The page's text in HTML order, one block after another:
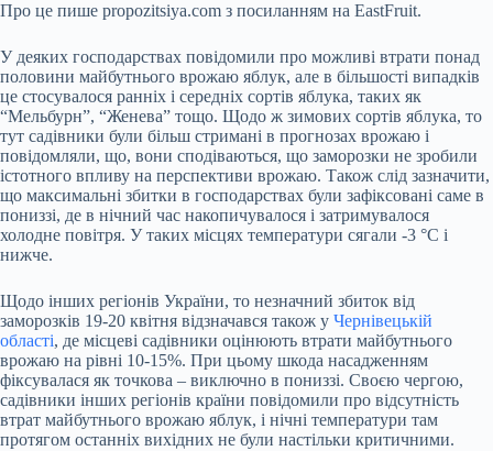
Про це пише propozitsiya.com з посиланням на EastFruit.
У деяких господарствах повідомили про можливі втрати понад
половини майбутнього врожаю яблук, але в більшості випадків
це стосувалося ранніх і середніх сортів яблука, таких як
“Мельбурн”, “Женева” тощо. Щодо ж зимових сортів яблука, то
тут садівники були більш стримані в прогнозах врожаю і
повідомляли, що, вони сподіваються, що заморозки не зробили
істотного впливу на перспективи врожаю. Також слід зазначити,
що максимальні збитки в господарствах були зафіксовані саме в
пониззі, де в нічний час накопичувалося і затримувалося
холодне повітря. У таких місцях температури сягали -3 °С і
нижче.
Щодо інших регіонів України, то незначний збиток від
заморозків 19-20 квітня відзначався також у Чернівецькій
області, де місцеві садівники оцінюють втрати майбутнього
врожаю на рівні 10-15%. При цьому шкода насадженням
фіксувалася як точкова – виключно в пониззі. Своєю чергою,
садівники інших регіонів країни повідомили про відсутність
втрат майбутнього врожаю яблук, і нічні температури там
протягом останніх вихідних не були настільки критичними.